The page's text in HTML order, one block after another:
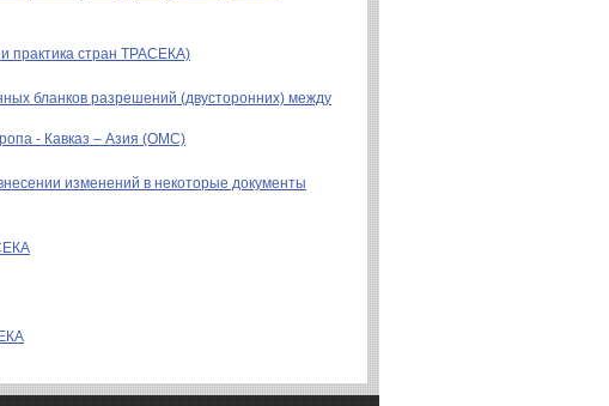
практика стран ТРАСЕКА)
бланков разрешений (двусторонних) между
- Кавказ – Азия (ОМС)
изменений в некоторые документы